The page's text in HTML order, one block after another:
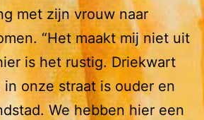
met zijn vrouw naar
“Het maakt mij niet uit
is het rustig. Driekwart
in onze straat is ouder en
We hebben hier een